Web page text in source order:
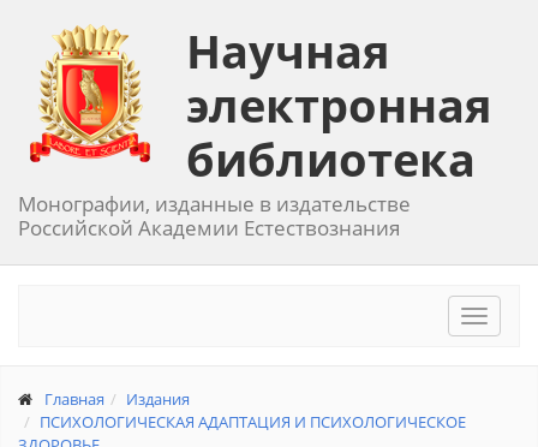
Научная
электронная
библиотека
Монографии, изданные в издательстве
Российской Академии Естествознания
Toggle
Главная
Издания
ПСИХОЛОГИЧЕСКАЯ АДАПТАЦИЯ И ПСИХОЛОГИЧЕСКОЕ